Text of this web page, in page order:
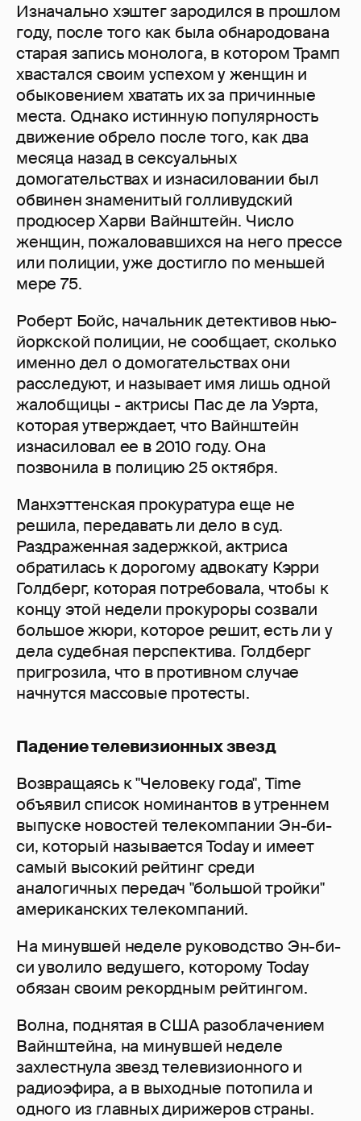
Изначально хэштег зародился в прошлом
году, после того как была обнародована
старая запись монолога, в котором Трамп
хвастался своим успехом у женщин и
обыковением хватать их за причинные
места. Однако истинную популярность
движение обрело после того, как два
месяца назад в сексуальных
домогательствах и изнасиловании был
обвинен знаменитый голливудский
продюсер Харви Вайнштейн. Число
женщин, пожаловавшихся на него прессе
или полиции, уже достигло по меньшей
мере 75.
Роберт Бойс, начальник детективов нью-
йоркской полиции, не сообщает, сколько
именно дел о домогательствах они
расследуют, и называет имя лишь одной
жалобщицы - актрисы Пас де ла Уэрта,
которая утверждает, что Вайнштейн
изнасиловал ее в 2010 году. Она
позвонила в полицию 25 октября.
Манхэттенская прокуратура еще не
решила, передавать ли дело в суд.
Раздраженная задержкой, актриса
обратилась к дорогому адвокату Кэрри
Голдберг, которая потребовала, чтобы к
концу этой недели прокуроры созвали
большое жюри, которое решит, есть ли у
дела судебная перспектива. Голдберг
пригрозила, что в противном случае
начнутся массовые протесты.
Падение телевизионных звезд
Возвращаясь к "Человеку года", Time
объявил список номинантов в утреннем
выпуске новостей телекомпании Эн-би-
си, который называется Today и имеет
самый высокий рейтинг среди
аналогичных передач "большой тройки"
американских телекомпаний.
На минувшей неделе руководство Эн-би-
си уволило ведушего, которому Today
обязан своим рекордным рейтингом.
Волна, поднятая в США разоблачением
Вайнштейна, на минувшей неделе
захлестнула звезд телевизионного и
радиоэфира, а в выходные потопила и
одного из главных дирижеров страны.